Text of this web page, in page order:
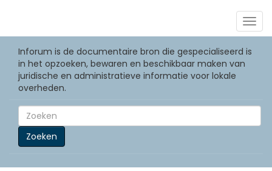
Inforum is de documentaire bron die gespecialiseerd is
in het opzoeken, bewaren en beschikbaar maken van
juridische en administratieve informatie voor lokale
overheden.
Zoeken